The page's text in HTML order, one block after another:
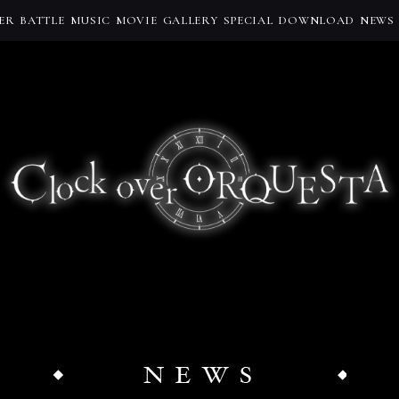
BATTLE MUSIC MOVIE GALLERY SPECIAL DOWNLOAD NEWS